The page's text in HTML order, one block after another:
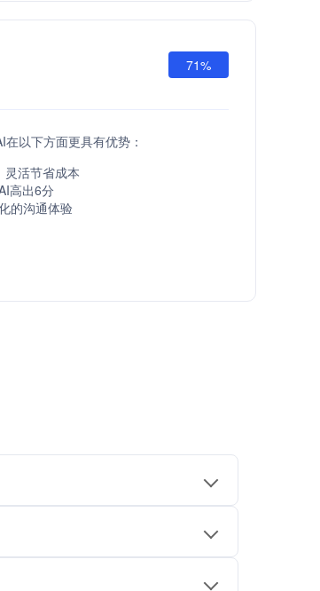
71%
以下方面更具有优势：
灵活节省成本
高出6分
的沟通体验